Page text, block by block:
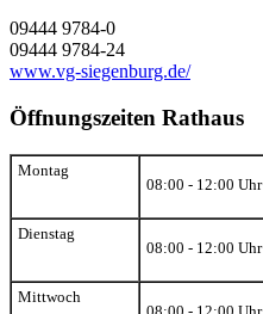
09444 9784-0
09444 9784-24
www.vg-siegenburg.de/
Öffnungszeiten Rathaus
Montag
08:00 - 12:00 Uhr
Dienstag
08:00 - 12:00 Uhr
Mittwoch